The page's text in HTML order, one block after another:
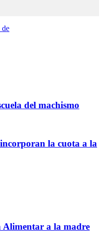
del machismo
la cuota a la
a la madre